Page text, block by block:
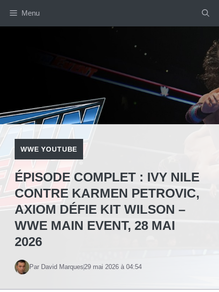
Menu
WWE YOUTUBE
ÉPISODE COMPLET : IVY NILE
CONTRE KARMEN PETROVIC,
AXIOM DÉFIE KIT WILSON –
WWE MAIN EVENT, 28 MAI
2026
Par David Marques29 mai 2026 à 04:54